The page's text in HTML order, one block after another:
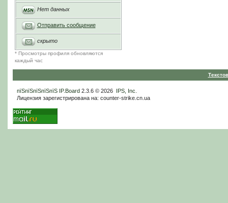
Нет данных
Отправить сообщение
скрыто
* Просмотры профиля обновляются
каждый час
пїЅпїЅпїЅпїЅпїЅ IP.Board2.3.6 © 2026 IPS, Inc
Лицензия зарегистрирована на: counter-strike.cn.ua